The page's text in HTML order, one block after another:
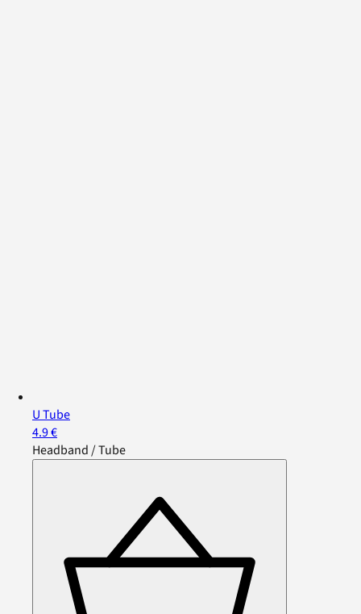
U Tube
4.9 €
Headband / Tube